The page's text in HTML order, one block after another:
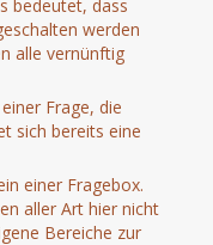
bedeutet, dass
werden
alle vernünftig
Frage, die
sich bereits eine
einer Fragebox.
aller Art hier nicht
Bereiche zur